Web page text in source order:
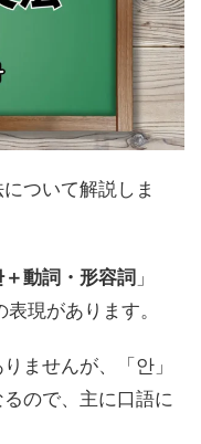
ついて解説しま
＋動詞・形容詞 」
表現があります。
ませんが、「안」
ので、主に口語に